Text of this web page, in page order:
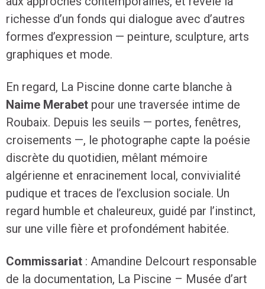
richesse d’un fonds qui dialogue avec d’autres
formes d’expression — peinture, sculpture, arts
graphiques et mode.
En regard, La Piscine donne carte blanche à
Naime Merabet pour une traversée intime de
Roubaix. Depuis les seuils — portes, fenêtres,
croisements —, le photographe capte la poésie
discrète du quotidien, mêlant mémoire
algérienne et enracinement local, convivialité
pudique et traces de l’exclusion sociale. Un
regard humble et chaleureux, guidé par l’instinct,
sur une ville fière et profondément habitée.
Commissariat : Amandine Delcourt responsable
de la documentation, La Piscine – Musée d’art